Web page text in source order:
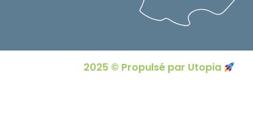
2025 © Propulsé par Utopia